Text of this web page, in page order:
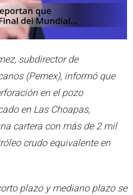
subdirector de
(Pemex), informó que
en el pozo
en Las Choapas,
cartera con más de 2 mil
crudo equivalente en
plazo y mediano plazo se